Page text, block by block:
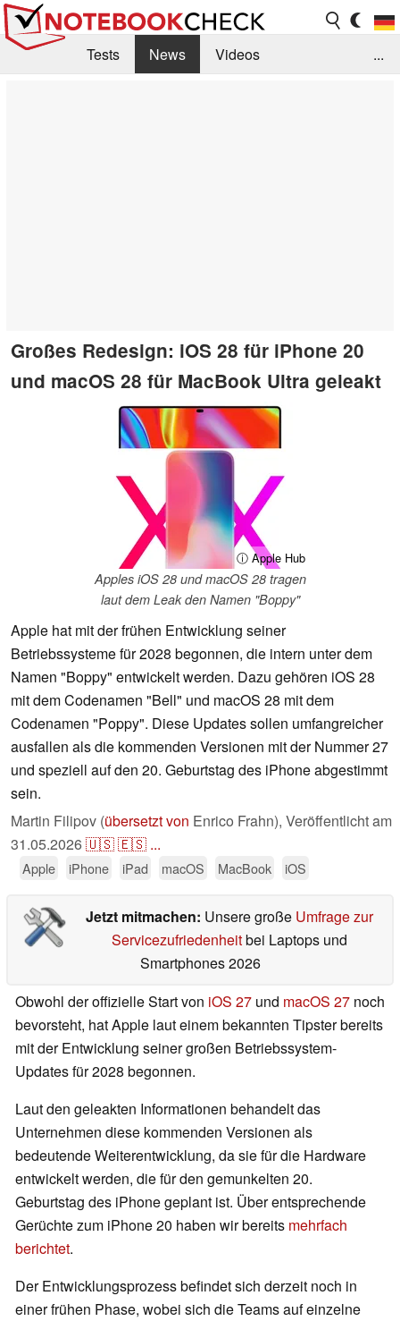
Tests News
Videos
...
Großes Redesign: iOS 28 für iPhone 20
und macOS 28 für MacBook Ultra geleakt
ⓘ Apple Hub
Apples iOS 28 und macOS 28 tragen
laut dem Leak den Namen "Boppy"
Apple hat mit der frühen Entwicklung seiner
Betriebssysteme für 2028 begonnen, die intern unter dem
Namen "Boppy" entwickelt werden. Dazu gehören iOS 28
mit dem Codenamen "Bell" und macOS 28 mit dem
Codenamen "Poppy". Diese Updates sollen umfangreicher
ausfallen als die kommenden Versionen mit der Nummer 27
und speziell auf den 20. Geburtstag des iPhone abgestimmt
sein.
Martin Filipov (übersetzt von Enrico Frahn), Veröffentlicht am
31.05.2026🇺🇸🇪🇸 ...
Apple iPhone iPad macOS MacBook iOS
Jetzt mitmachen: Unsere große Umfrage zur
Servicezufriedenheitbei Laptops und
Smartphones 2026
Obwohl der offizielle Start von iOS 27 und macOS 27 noch
bevorsteht, hat Apple laut einem bekannten Tipster bereits
mit der Entwicklung seiner großen Betriebssystem-
Updates für 2028 begonnen.
Laut den geleakten Informationen behandelt das
Unternehmen diese kommenden Versionen als
bedeutende Weiterentwicklung, da sie für die Hardware
entwickelt werden, die für den gemunkelten 20.
Geburtstag des iPhone geplant ist. Über entsprechende
Gerüchte zum iPhone 20 haben wir bereits mehrfach
berichtet.
Der Entwicklungsprozess befindet sich derzeit noch in
einer frühen Phase, wobei sich die Teams auf einzelne